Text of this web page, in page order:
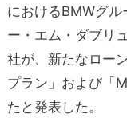
におけるBMWグ
ー・エム・ダブリ
社が、新たなロー
プラン」および「
たと発表した。